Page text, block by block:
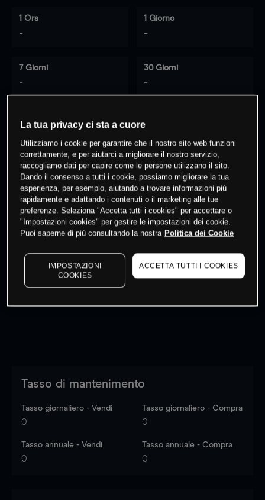
1 Ora
-
1 Giorno
-
7 Giorni
-
30 Giorni
-
% dei clienti hanno posizioni
questo prodotto
Fai trading
I prezzi sono solo indicativi. Accediper vedere gli ultimi
dati di mercato
to see latest market data
Tasso di mantenimento
Tasso giornaliero - Vendi
0
Tasso giornaliero - Compra
0
Tasso annuale - Vendi
0
Tasso annuale - Compra
0
La tua privacy ci sta a cuore
Utilizziamo i cookie per garantire che il nostro sito web funzioni
correttamente, e per aiutarci a migliorare il nostro servizio,
raccogliamo dati per capire come le persone utilizzano il sito.
Dando il consenso a tutti i cookie, possiamo migliorare la tua
esperienza, per esempio, aiutando a trovare informazioni più
rapidamente e adattando i contenuti o il marketing alle tue
preferenze. Seleziona "Accetta tutti i cookies" per accettare o
"Impostazioni cookies" per gestire le impostazioni dei cookie.
Puoi saperne di più consultando la nostra Politica dei Cookie
IMPOSTAZIONI
COOKIES
ACCETTA TUTTI I COOKIES